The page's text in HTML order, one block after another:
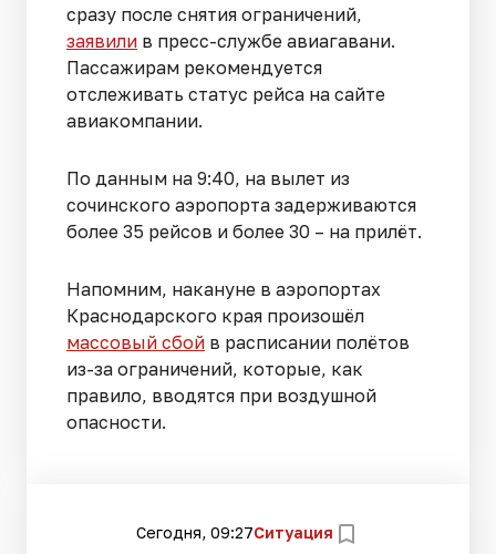
сразу после снятия ограничений,
заявили в пресс-службе авиагавани.
Пассажирам рекомендуется
отслеживать статус рейса на сайте
авиакомпании.
По данным на 9:40, на вылет из
сочинского аэропорта задерживаются
более 35 рейсов и более 30 – на прилёт.
Напомним, накануне в аэропортах
Краснодарского края произошёл
массовый сбой в расписании полётов
из-за ограничений, которые, как
правило, вводятся при воздушной
опасности.
Сегодня, 09:27Ситуация